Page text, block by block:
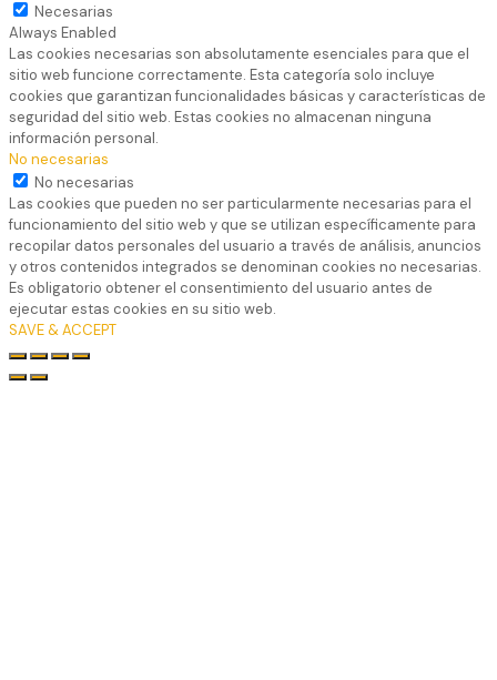
Necesarias
Always Enabled
Las cookies necesarias son absolutamente esenciales para que el
sitio web funcione correctamente. Esta categoría solo incluye
cookies que garantizan funcionalidades básicas y características de
seguridad del sitio web. Estas cookies no almacenan ninguna
información personal.
No necesarias
No necesarias
Las cookies que pueden no ser particularmente necesarias para el
funcionamiento del sitio web y que se utilizan específicamente para
recopilar datos personales del usuario a través de análisis, anuncios
y otros contenidos integrados se denominan cookies no necesarias.
Es obligatorio obtener el consentimiento del usuario antes de
ejecutar estas cookies en su sitio web.
SAVE & ACCEPT